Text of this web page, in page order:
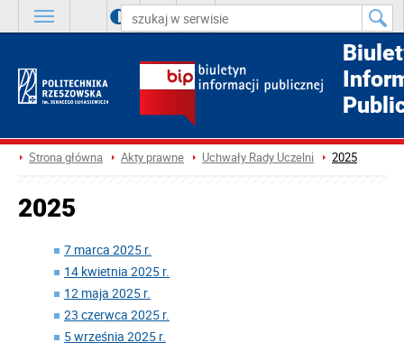
A A A
Strona główna Akty prawne Uchwały Rady Uczelni 2025
2025
7 marca 2025 r.
14 kwietnia 2025 r.
12 maja 2025 r.
23 czerwca 2025 r.
5 września 2025 r.